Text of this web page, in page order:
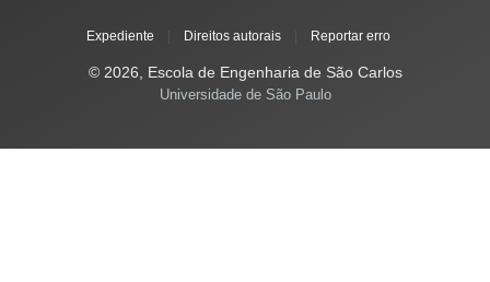
Expediente Direitos autorais Reportar erro
© 2026, Escola de Engenharia de São Carlos
Universidade de São Paulo